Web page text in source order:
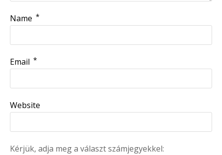
Name *
Email *
Website
Kérjük, adja meg a választ számjegyekkel: